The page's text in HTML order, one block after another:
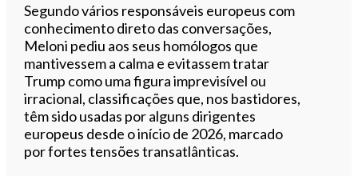
Segundo vários responsáveis europeus com
conhecimento direto das conversações,
Meloni pediu aos seus homólogos que
mantivessem a calma e evitassem tratar
Trump como uma figura imprevisível ou
irracional, classificações que, nos bastidores,
têm sido usadas por alguns dirigentes
europeus desde o início de 2026, marcado
por fortes tensões transatlânticas.